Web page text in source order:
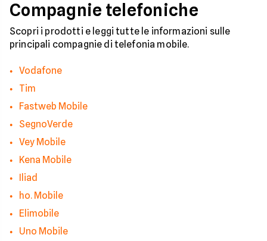
riconoscere i
pericolo e a usare gli
strumenti giusti per
bloccare finalmente
contatti
Compagnie telefoniche
Scopri i prodotti e leggi tutte le informazioni sulle
principali compagnie di telefonia mobile.
Vodafone
Tim
Fastweb Mobile
SegnoVerde
Vey Mobile
Kena Mobile
Iliad
ho. Mobile
Elimobile
Uno Mobile